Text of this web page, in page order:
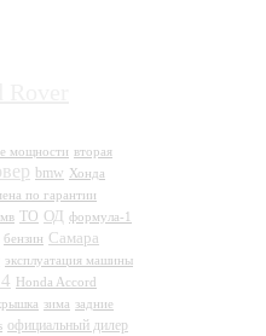
мощности вторая
bmw Хонда
по гарантии
ТО ОД формула-1
бензин Самара
эксплуатация машины
Honda Accord
зима задние
официальный дилер